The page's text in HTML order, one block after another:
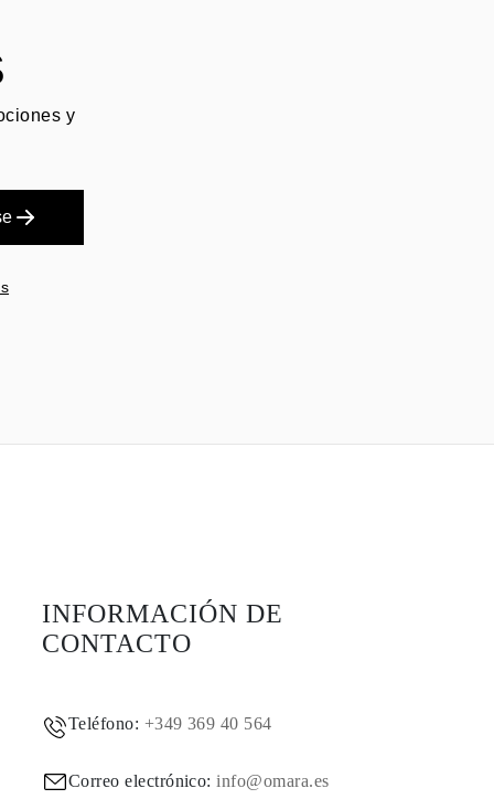
y
INFORMACIÓN DE
CONTACTO
Teléfono: +349 369 40 564
Correo electrónico:info@omara.es